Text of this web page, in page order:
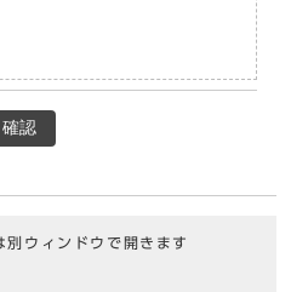
確認
別ウィンドウで開きます